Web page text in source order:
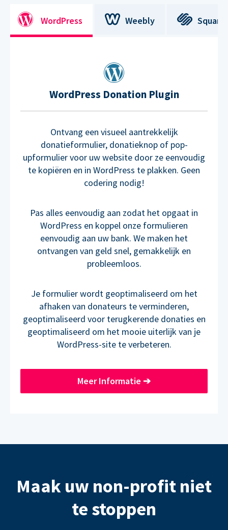
WordPress Weebly
WordPress Donation Plugin
Ontvang een visueel aantrekkelijk
donatieformulier, donatieknop of pop-
upformulier voor uw website door ze eenvoudig
te kopiëren en in WordPress te plakken. Geen
codering nodig!
Pas alles eenvoudig aan zodat het opgaat in
WordPress en koppel onze formulieren
eenvoudig aan uw bank. We maken het
ontvangen van geld snel, gemakkelijk en
probleemloos.
Je formulier wordt geoptimaliseerd om het
afhaken van donateurs te verminderen,
geoptimaliseerd voor terugkerende donaties en
geoptimaliseerd om het mooie uiterlijk van je
WordPress-site te verbeteren.
Meer Informatie ➔
Maak uw non-profit niet
te stoppen